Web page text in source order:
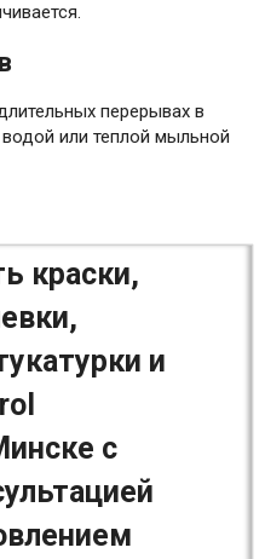
перерывах в
или теплой мыльной
краски,
и
с